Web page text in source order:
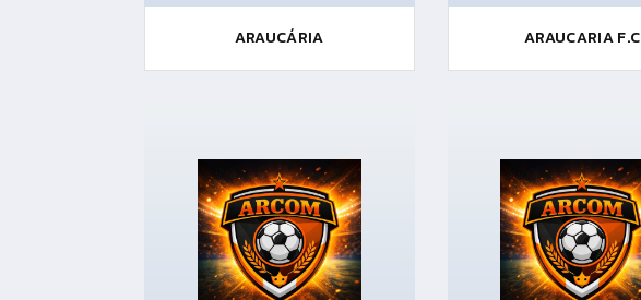
ARAUCÁRIA ARAUCARIA F.C